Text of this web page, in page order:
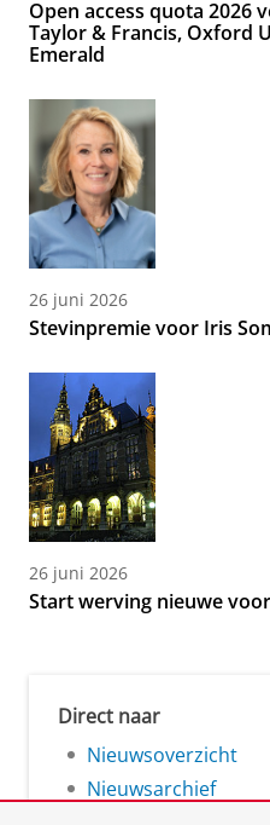
Open access quota 2026
Taylor & Francis, Oxford
Emerald
26 juni 2026
Stevinpremie voor Iris
26 juni 2026
Start werving nieuwe
Direct naar
Nieuwsoverzicht
Nieuwsarchief